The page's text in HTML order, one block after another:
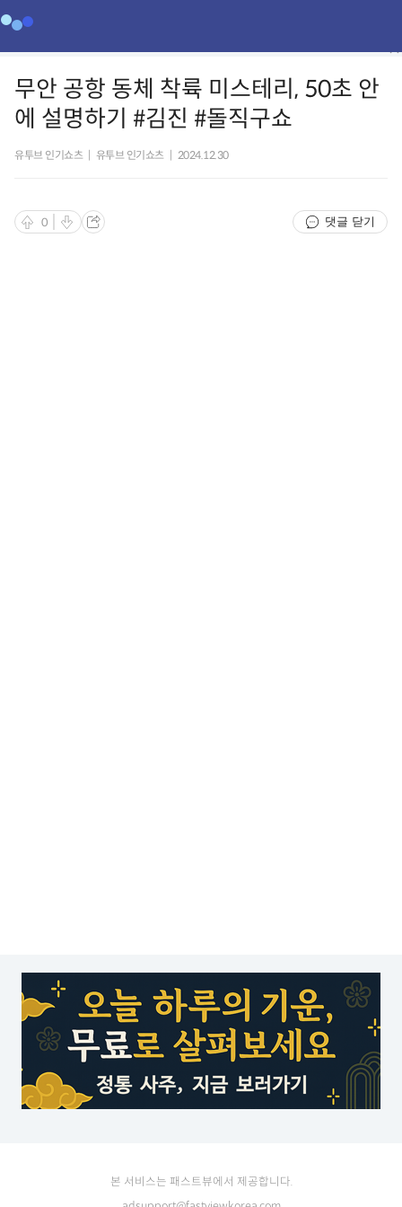
무안 공항 동체 착륙 미스테리, 50초 안
에 설명하기 #김진 #돌직구쇼
유투브 인기쇼츠 유투브 인기쇼츠 2024.12.30
0 댓글 닫기
본 서비스는 패스트뷰에서 제공합니다.